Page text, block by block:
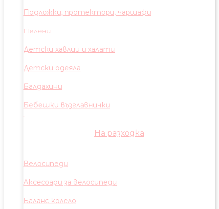
Подложки, протектори, чаршафи
Пелени
Детски хавлии и халати
Детски одеяла
Балдахини
Бебешки възглавнички
На разходка
Велосипеди
Аксесоари за велосипеди
Баланс колело